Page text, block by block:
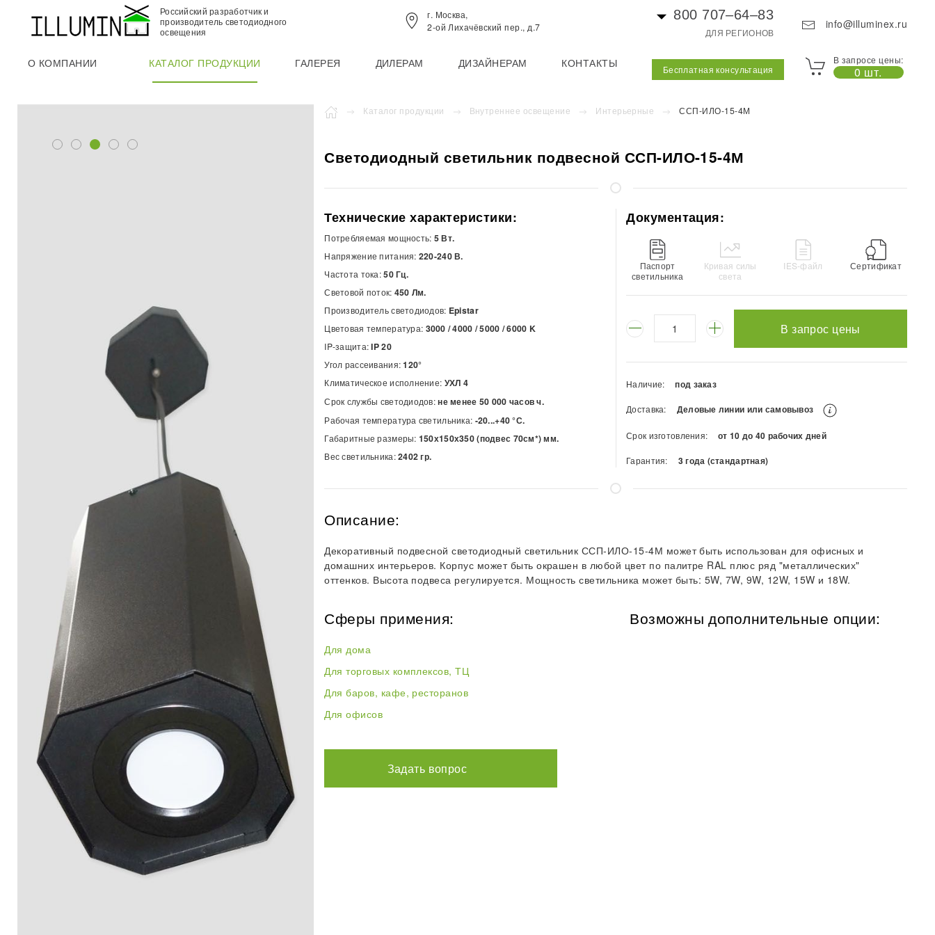
Российский разработчик и
производитель светодиодного
освещения
г. Москва,
2-ой Лихачёвский пер., д.7
800 707–64–83
ДЛЯ РЕГИОНОВ
О КОМПАНИИ КАТАЛОГ ПРОДУКЦИИ ГАЛЕРЕЯ ДИЛЕРАМ ДИЗАЙНЕРАМ КОНТАКТЫ
Бесплатная консультация
info@illuminex.ru
В запросе цены:
0 шт.
Каталог продукции Внутреннее освещение Интерьерные ССП-ИЛО-15-4М
Светодиодный светильник подвесной ССП-ИЛО-15-4М
Технические характеристики:
Потребляемая мощность: 5 Вт.
Напряжение питания: 220-240 В.
Частота тока:50 Гц.
Световой поток: 450 Лм.
Производитель светодиодов: Epistar
Цветовая температура: 3000 / 4000 / 5000 / 6000 K
IP-защита:IP 20
Угол рассеивания:120°
Климатическое исполнение: УХЛ 4
Срок службы светодиодов:не менее 50 000 часов ч.
Рабочая температура светильника: -20...+40 °С.
Габаритные размеры: 150х150х350 (подвес 70см*) мм.
Вес светильника:2402 гр.
Документация:
Паспорт
светильника
Кривая силы
света
IES-файл Сертификат
В запрос цены
Наличие: под заказ
Доставка: Деловые линии или самовывоз
Срок изготовления: от 10 до 40 рабочих дней
Гарантия: 3 года (стандартная)
Описание:
Декоративный подвесной светодиодный светильник ССП-ИЛО-15-4М может быть использован для офисных и
домашних интерьеров. Корпус может быть окрашен в любой цвет по палитре RAL плюс ряд "металлических"
оттенков. Высота подвеса регулируется. Мощность светильника может быть: 5W, 7W, 9W, 12W, 15W и 18W.
Сферы примения:
Для дома
Для торговых комплексов, ТЦ
Для баров, кафе, ресторанов
Для офисов
Возможны дополнительные опции:
Задать вопрос